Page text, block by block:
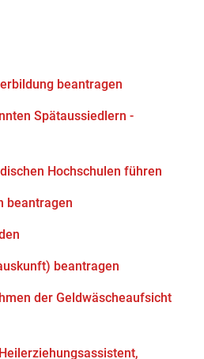
beantragen
Spätaussiedlern -
Hochschulen führen
beantragen
beantragen
der Geldwäscheaufsicht